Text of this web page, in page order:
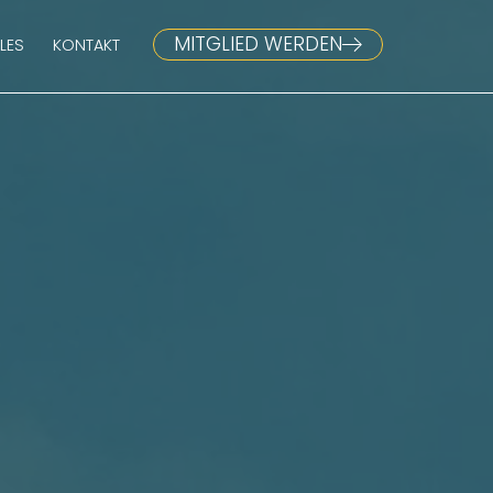
KONTAKT MITGLIED WERDEN
KONTAKT MITGLIED WERDEN